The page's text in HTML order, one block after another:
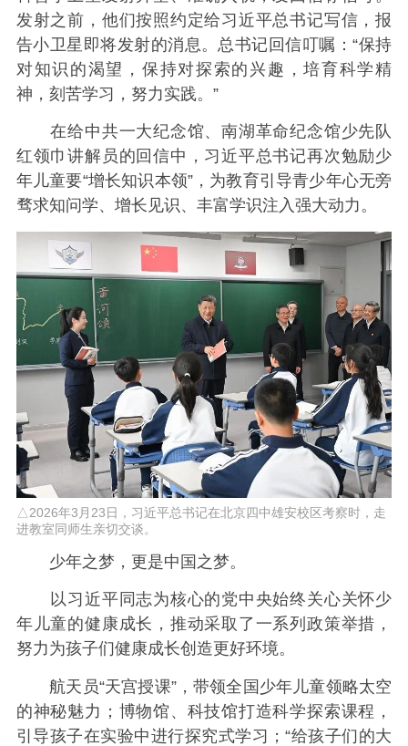
发射之前，他们按照约定给习近平总书记写信，报
告小卫星即将发射的消息。总书记回信叮嘱：“保持
对知识的渴望，保持对探索的兴趣，培育科学精
神，刻苦学习，努力实践。”
在给中共一大纪念馆、南湖革命纪念馆少先队
红领巾讲解员的回信中，习近平总书记再次勉励少
年儿童要“增长知识本领”，为教育引导青少年心无旁
骛求知问学、增长见识、丰富学识注入强大动力。
△2026年3月23日，习近平总书记在北京四中雄安校区考察时，走
进教室同师生亲切交谈。
少年之梦，更是中国之梦。
以习近平同志为核心的党中央始终关心关怀少
年儿童的健康成长，推动采取了一系列政策举措，
努力为孩子们健康成长创造更好环境。
航天员“天宫授课”，带领全国少年儿童领略太空
的神秘魅力；博物馆、科技馆打造科学探索课程，
引导孩子在实验中进行探究式学习；“给孩子们的大